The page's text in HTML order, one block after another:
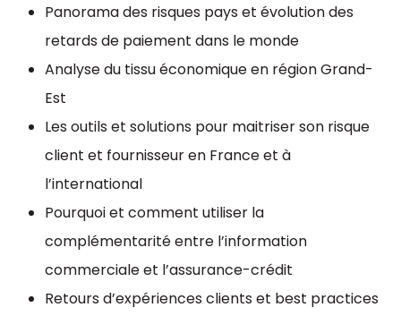
Panorama des risques pays et évolution des
retards de paiement dans le monde
Analyse du tissu économique en région Grand-
Est
Les outils et solutions pour maitriser son risque
client et fournisseur en France et à
l’international
Pourquoi et comment utiliser la
complémentarité entre l’information
commerciale et l’assurance-crédit
Retours d’expériences clients et best practices